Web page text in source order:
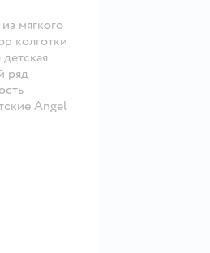
мягкого
колготки
ряд
Angel